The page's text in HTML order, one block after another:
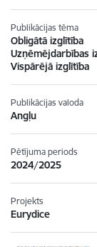
Publikācijas tēma
Obligātā izglītība
Uzņēmējdarbības
Vispārējā izglītība
Publikācijas valoda
Angļu
Pētījuma periods
2024/2025
Projekts
Eurydice